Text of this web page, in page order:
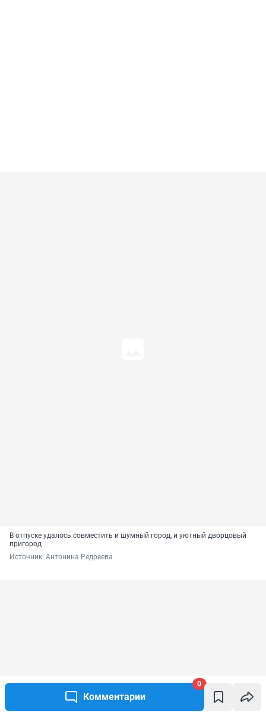
Комментарии
0
В отпуске удалось совместить и шумный город, и уютный дворцовый
пригород
Источник: Антонина Редреева